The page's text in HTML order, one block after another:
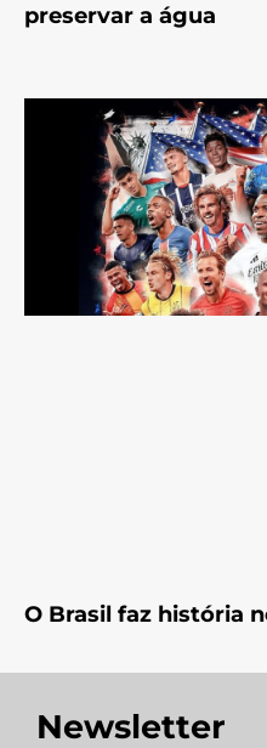
preservar a água
O Brasil faz história
Newsletter